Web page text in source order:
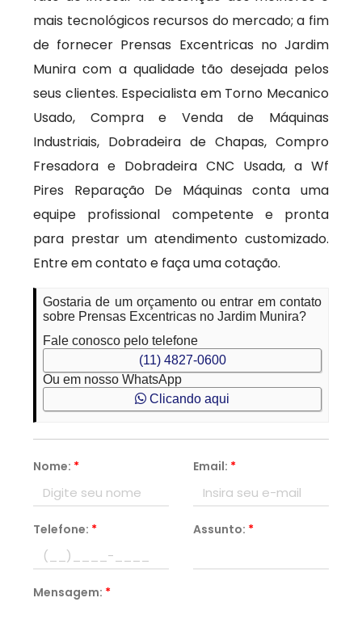
mais tecnológicos recursos do mercado; a fim
de fornecer Prensas Excentricas no Jardim
Munira com a qualidade tão desejada pelos
seus clientes. Especialista em Torno Mecanico
Usado, Compra e Venda de Máquinas
Industriais, Dobradeira de Chapas, Compro
Fresadora e Dobradeira CNC Usada, a Wf
Pires Reparação De Máquinas conta uma
equipe profissional competente e pronta
para prestar um atendimento customizado.
Entre em contato e faça uma cotação.
Gostaria de um orçamento ou entrar em contato
sobre Prensas Excentricas no Jardim Munira?
Fale conosco pelo telefone
(11) 4827-0600
Ou em nosso WhatsApp
Clicando aqui
Nome: * Email: *
Telefone: * Assunto: *
Mensagem: *